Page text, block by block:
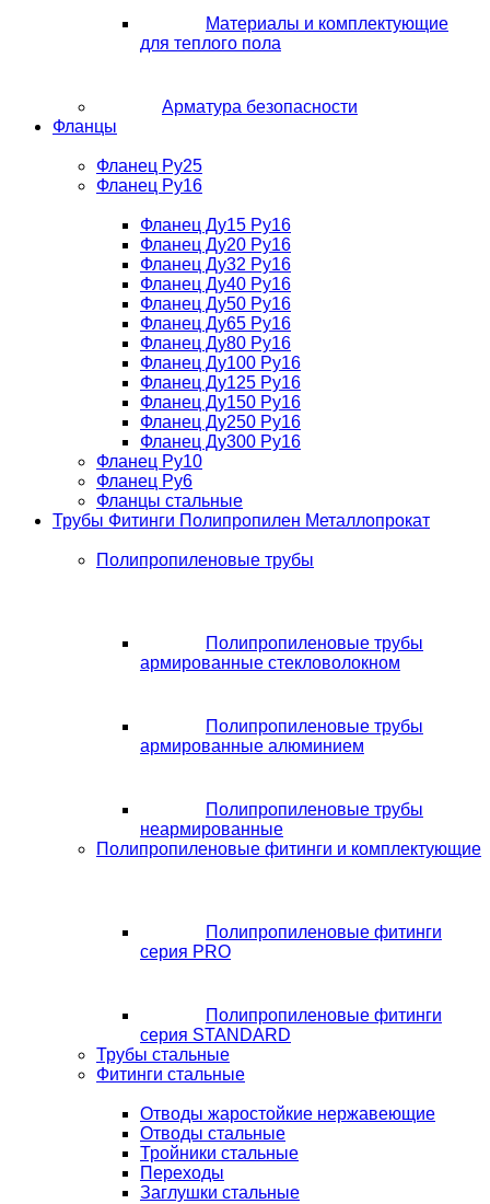
Материалы и комплектующие
для теплого пола
Арматура безопасности
Фланцы
Фланец Ру25
Фланец Ру16
Фланец Ду15 Ру16
Фланец Ду20 Ру16
Фланец Ду32 Ру16
Фланец Ду40 Ру16
Фланец Ду50 Ру16
Фланец Ду65 Ру16
Фланец Ду80 Ру16
Фланец Ду100 Ру16
Фланец Ду125 Ру16
Фланец Ду150 Ру16
Фланец Ду250 Ру16
Фланец Ду300 Ру16
Фланец Ру10
Фланец Ру6
Фланцы стальные
Трубы Фитинги Полипропилен Металлопрокат
Полипропиленовые трубы
Полипропиленовые трубы
армированные стекловолокном
Полипропиленовые трубы
армированные алюминием
Полипропиленовые трубы
неармированные
Полипропиленовые фитинги и комплектующие
Полипропиленовые фитинги
серия PRO
Полипропиленовые фитинги
серия STANDARD
Трубы стальные
Фитинги стальные
Отводы жаростойкие нержавеющие
Отводы стальные
Тройники стальные
Переходы
Заглушки стальные